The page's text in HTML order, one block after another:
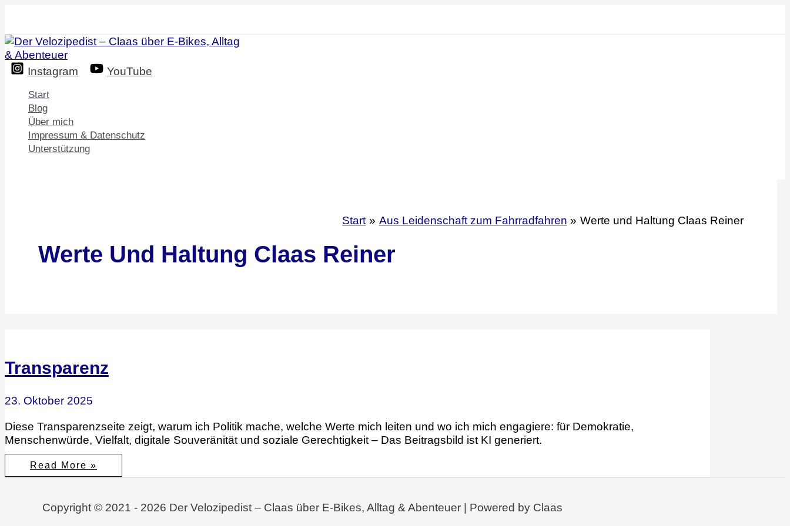
springen
Instagram YouTube
Start
Blog
Über mich
Impressum & Datenschutz
Unterstützung
Start Aus Leidenschaft zum Fahrradfahren Werte und Haltung Claas Reiner
Werte Und Haltung Claas Reiner
Transparenz
23. Oktober 2025
Diese Transparenzseite zeigt, warum ich Politik mache, welche Werte mich leiten und wo ich mich engagiere: für Demokratie,
Menschenwürde, Vielfalt, digitale Souveränität und soziale Gerechtigkeit – Das Beitragsbild ist KI generiert.
Transparenz
Read More »
Copyright © 2021 - 2026 Der Velozipedist – Claas über E-Bikes, Alltag & Abenteuer | Powered by Claas